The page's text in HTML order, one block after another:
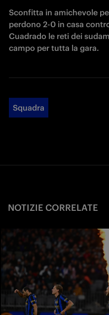
Sconfitta in amichevole
perdono 2-0 in casa
Cuadrado le reti dei
campo per tutta la gara.
Squadra
NOTIZIE CORRELATE